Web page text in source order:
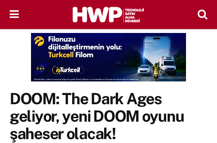
DOOM: The Dark Ages
geliyor, yeni DOOM oyunu
şaheser olacak!